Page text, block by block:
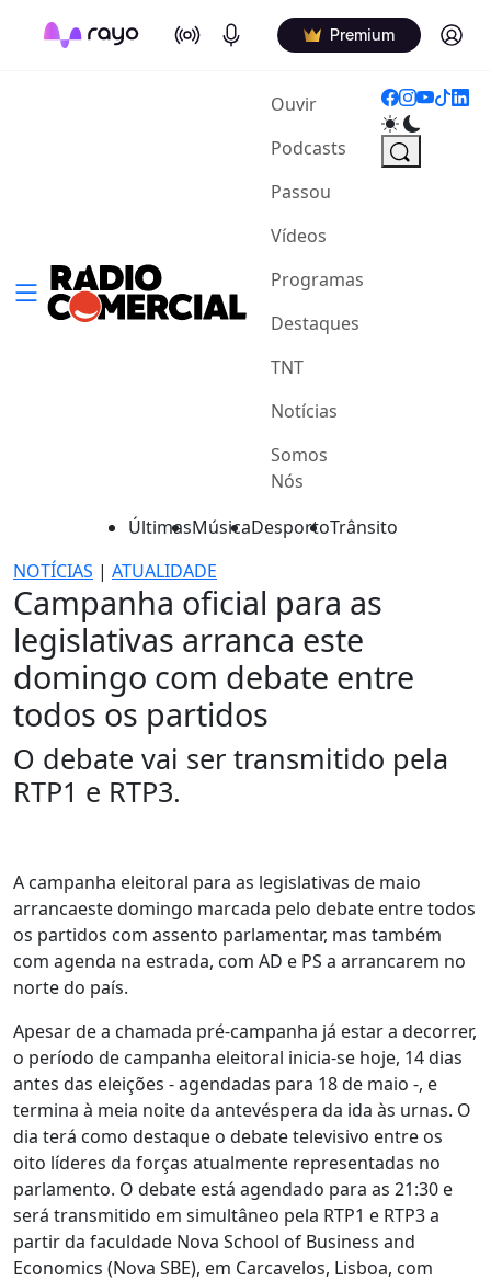
On Air Podcasts Premium Log in
Ouvir(current)
Podcasts
Passou
Vídeos
Programas
Destaques
TNT
Notícias
Somos
Nós
ÚltimasMúsicaDesportoTrânsito
NOTÍCIAS | ATUALIDADE
Campanha oficial para as
legislativas arranca este
domingo com debate entre
todos os partidos
O debate vai ser transmitido pela
RTP1 e RTP3.
A campanha eleitoral para as legislativas de maio
arrancaeste domingo marcada pelo debate entre todos
os partidos com assento parlamentar, mas também
com agenda na estrada, com AD e PS a arrancarem no
norte do país.
Apesar de a chamada pré-campanha já estar a decorrer,
o período de campanha eleitoral inicia-se hoje, 14 dias
antes das eleições - agendadas para 18 de maio -, e
termina à meia noite da antevéspera da ida às urnas. O
dia terá como destaque o debate televisivo entre os
oito líderes da forças atualmente representadas no
parlamento. O debate está agendado para as 21:30 e
será transmitido em simultâneo pela RTP1 e RTP3 a
partir da faculdade Nova School of Business and
Economics (Nova SBE), em Carcavelos, Lisboa, com